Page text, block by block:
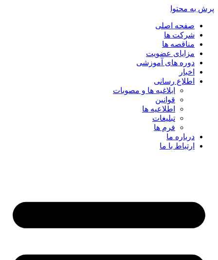
پرش به محتوا
صفحه اصلی
شرکت ها
مناقصه ها
مزایای عضویت
دوره های آموزشی
اخبار
اطلاع رسانی
ابلاغیه ها و مصوبات
قوانین
اطلاعیه ها
تبلیغات
فرم ها
درباره ما
ارتباط با ما